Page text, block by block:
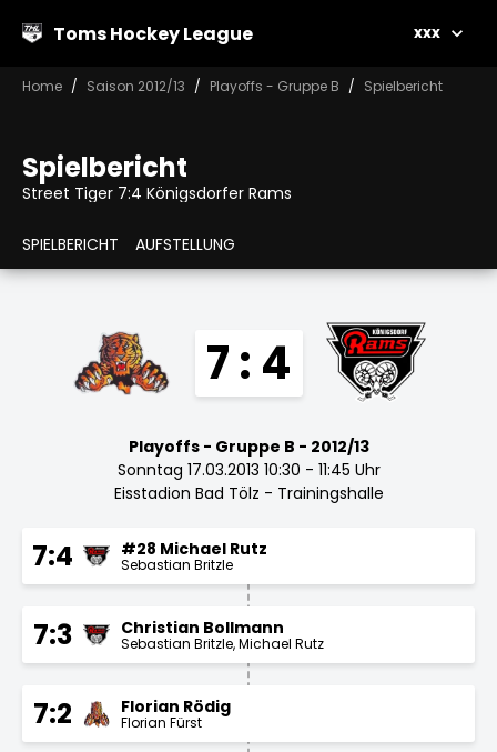
Toms Hockey League xxx
Home Saison 2012/13 Playoffs - Gruppe B Spielbericht
Spielbericht
Street Tiger 7:4 Königsdorfer Rams
SPIELBERICHT AUFSTELLUNG
7 : 4
Playoffs - Gruppe B - 2012/13
Sonntag 17.03.2013 10:30 - 11:45 Uhr
Eisstadion Bad Tölz - Trainingshalle
7:4 #28 Michael Rutz
Sebastian Britzle
7:3 Christian Bollmann
Sebastian Britzle Michael Rutz
7:2 Florian Rödig
Florian Fürst